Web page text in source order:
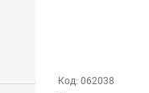
Код: 062038